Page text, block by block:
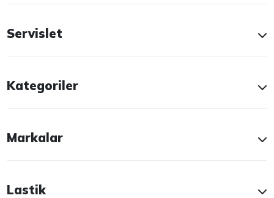
Servislet
Kategoriler
Markalar
Lastik